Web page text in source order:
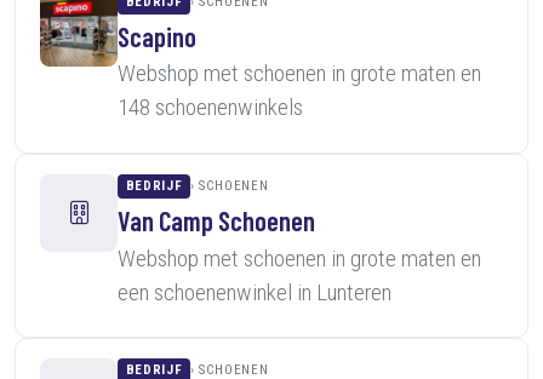
Scapino
Webshop met schoenen in grote maten en
148 schoenenwinkels
BEDRIJF SCHOENEN
Van Camp Schoenen
Webshop met schoenen in grote maten en
een schoenenwinkel in Lunteren
BEDRIJF SCHOENEN